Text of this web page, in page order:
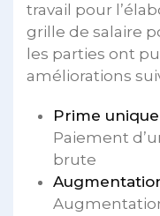
travail pour
grille de salaire
les parties ont
améliorations
Prime unique
Paiement
brute